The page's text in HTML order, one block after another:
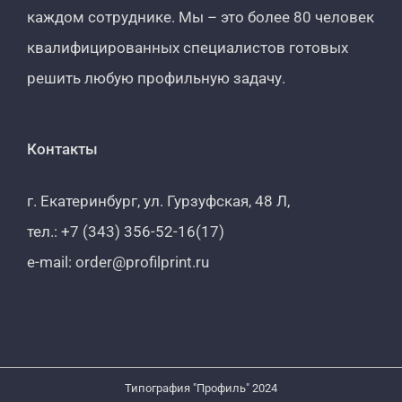
каждом сотруднике. Мы – это более 80 человек
квалифицированных специалистов готовых
решить любую профильную задачу.
Контакты
г. Екатеринбург, ул. Гурзуфская, 48 Л,
тел.: +7 (343) 356-52-16(17)
e-mail: order@profilprint.ru
Типография "Профиль" 2024